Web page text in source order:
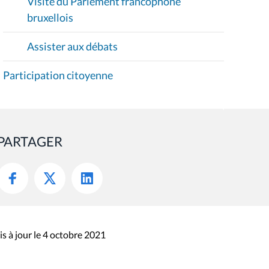
bruxellois
Assister aux débats
Participation citoyenne
à jour le 4 octobre 2021